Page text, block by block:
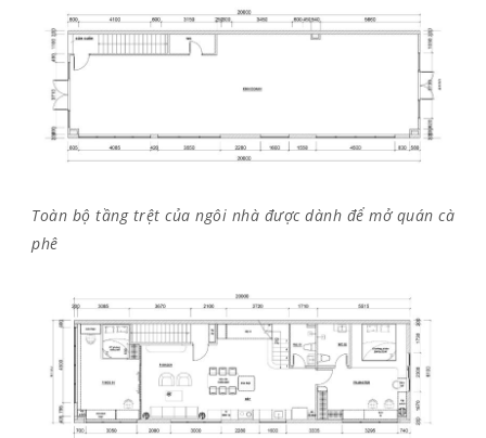
Toàn bộ tầng trệt của ngôi nhà được dành để mở quán cà
phê